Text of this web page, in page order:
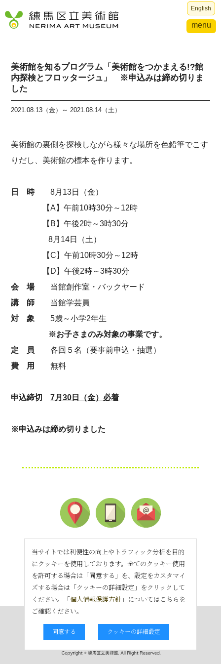
English
menu
美術館を知るプログラム「美術館をつかまえる!?館
内探検とフロッタージュ」 ※申込みは締め切りま
した
2021.08.13（金）～ 2021.08.14（土）
美術館の裏側を探検しながら様々な場所を色鉛筆でこす
りだし、美術館の標本を作ります。
日 時8月13日（金）
【A】午前10時30分～12時
【B】午後2時～3時30分
8月14日（土）
【C】午前10時30分～12時
【D】午後2時～3時30分
会 場当館創作室・バックヤード
講 師 当館学芸員
対 象 5歳～小学2年生
※お子さまのみ対象の事業です。
定 員 各回５名（要事前申込・抽選）
費 用
無料
申込締切7月30日（金）必着
※申込みは締め切りました
当サイトでは利便性の向上やトラフィック分析を目的
にクッキーを使用しております。全てのクッキー使用
を許可する場合は「同意する」を、設定をカスタマイ
ズする場合は「クッキーの詳細設定」をクリックして
ください。「個人情報保護方針 」についてはこちらを
ご確認ください。
同意する クッキーの詳細設定